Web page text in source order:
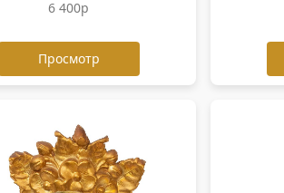
6 400р
Просмотр